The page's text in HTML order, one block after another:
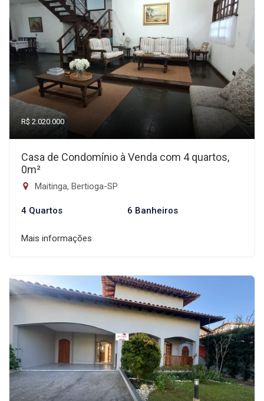
R$ 2.020.000
Casa de Condomínio à Venda com 4 quartos,
0m²
Maitinga, Bertioga-SP
4 Quartos 6 Banheiros
Mais informações